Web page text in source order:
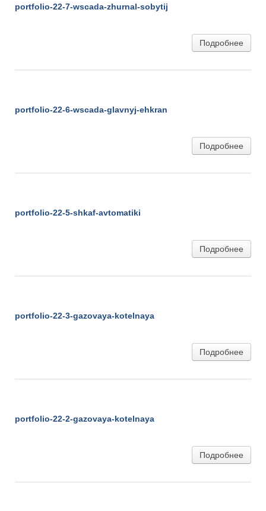
portfolio-22-7-wscada-zhurnal-sobytij
portfolio-22-7-wscada-zhurnal-sobytij
Подробнее
portfolio-22-6-wscada-glavnyj-ehkran
portfolio-22-6-wscada-glavnyj-ehkran
Подробнее
portfolio-22-5-shkaf-avtomatiki
portfolio-22-5-shkaf-avtomatiki
Подробнее
portfolio-22-3-gazovaya-kotelnaya
portfolio-22-3-gazovaya-kotelnaya
Подробнее
portfolio-22-2-gazovaya-kotelnaya
portfolio-22-2-gazovaya-kotelnaya
Подробнее